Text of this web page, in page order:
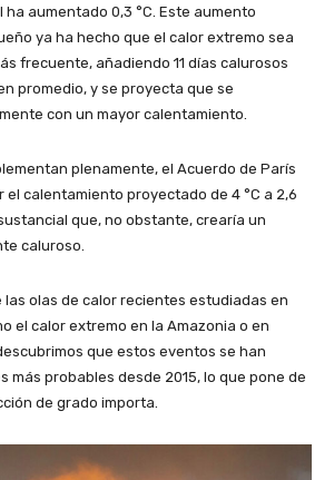
aumentado 0,3 °C. Este aumento
ya ha hecho que el calor extremo sea
frecuente, añadiendo 11 días calurosos
promedio, y se proyecta que se
con un mayor calentamiento.
plenamente, el Acuerdo de París
el calentamiento proyectado de 4 °C a 2,6
que, no obstante, crearía un
caluroso.
las olas de calor recientes estudiadas en
el calor extremo en la Amazonia o en
que estos eventos se han
más probables desde 2015, lo que pone de
de grado importa.